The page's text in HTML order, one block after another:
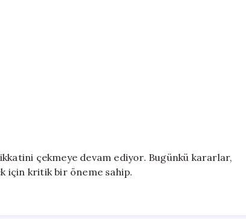
çekmeye devam ediyor. Bugünkü kararlar,
için kritik bir öneme sahip.